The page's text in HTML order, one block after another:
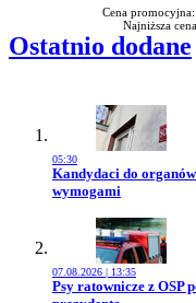
Cena
Najniższa
Ostatnio dodane
05:30
Przejdź do artykułu:
Kandydaci do
wymogami
07.08.2026 | 13:35
Przejdź do artykułu:
Psy ratownicze z OSP